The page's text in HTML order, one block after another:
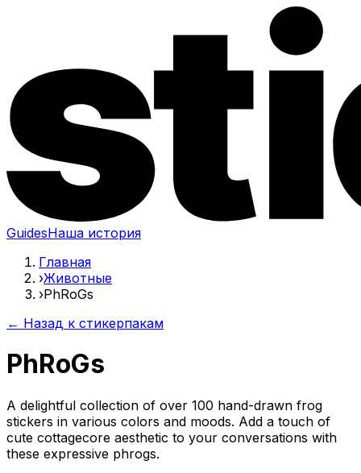
GuidesНаша история
Главная
›Животные
›PhRoGs
← Назад к стикерпакам
PhRoGs
A delightful collection of over 100 hand-drawn frog
stickers in various colors and moods. Add a touch of
cute cottagecore aesthetic to your conversations with
these expressive phrogs.